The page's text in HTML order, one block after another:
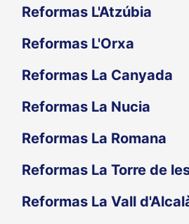
Reformas L'Atzúbia
Reformas L'Orxa
Reformas La Canyada
Reformas La Nucia
Reformas La Romana
Reformas La Torre de
Reformas La Vall